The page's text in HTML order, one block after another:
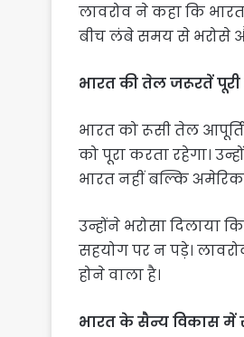
लावरोव ने कहा कि
बीच लंबे समय से भरोसे
भारत की तेल जरूरतें
भारत को रूसी तेल
को पूरा करता रहेगा।
भारत नहीं बल्कि
उन्होंने भरोसा दिलाया
सहयोग पर न पड़े।
होने वाला है।
भारत के सैन्य विकास में